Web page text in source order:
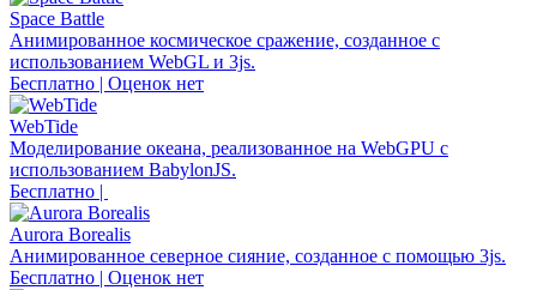
Space Battle
Анимированное космическое сражение, созданное с
использованием WebGL и 3js.
Бесплатно | Оценок нет
WebTide
Моделирование океана, реализованное на WebGPU с
использованием BabylonJS.
Бесплатно |
Aurora Borealis
Анимированное северное сияние, созданное с помощью 3js.
Бесплатно | Оценок нет